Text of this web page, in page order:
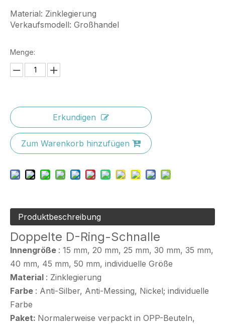
Material: Zinklegierung
Verkaufsmodell: Großhandel
Menge:
Erkundigen
Zum Warenkorb hinzufügen
Produktbeschreibung
Doppelte D-Ring-Schnalle
Innengröße : 15 mm, 20 mm, 25 mm, 30 mm, 35 mm,
40 mm, 45 mm, 50 mm, individuelle Größe
Material : Zinklegierung
Farbe : Anti-Silber, Anti-Messing, Nickel; individuelle
Farbe
Paket: Normalerweise verpackt in OPP-Beuteln,